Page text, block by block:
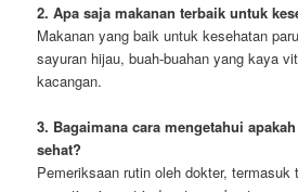
2. Apa saja makanan terbaik untuk
Makanan yang baik untuk kesehatan
sayuran hijau, buah-buahan yang kaya
kacangan.
3. Bagaimana cara mengetahui
sehat?
Pemeriksaan rutin oleh dokter, termasuk